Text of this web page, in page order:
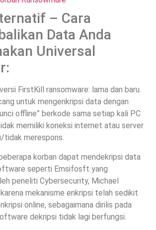
– Cara
Data Anda
Universal
FirstKill ransomware: lama dan baru.
untuk mengenkripsi data dengan
offline” berkode sama setiap kali PC
memiliki koneksi internet atau server
tidak merespons.
korban dapat mendekripsi data
seperti Emsifosft yang
peneliti Cybersecurity, Michael
mekanisme enkripsi telah sedikit
online, sebagaimana dirilis pada
dekripsi tidak lagi berfungsi.